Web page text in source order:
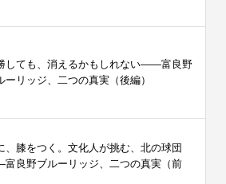
しても、消えるかもしれない――富良野
ーリッジ、二つの真実（後編）
、膝をつく。文化人が挑む、北の球団
良野ブルーリッジ、二つの真実（前